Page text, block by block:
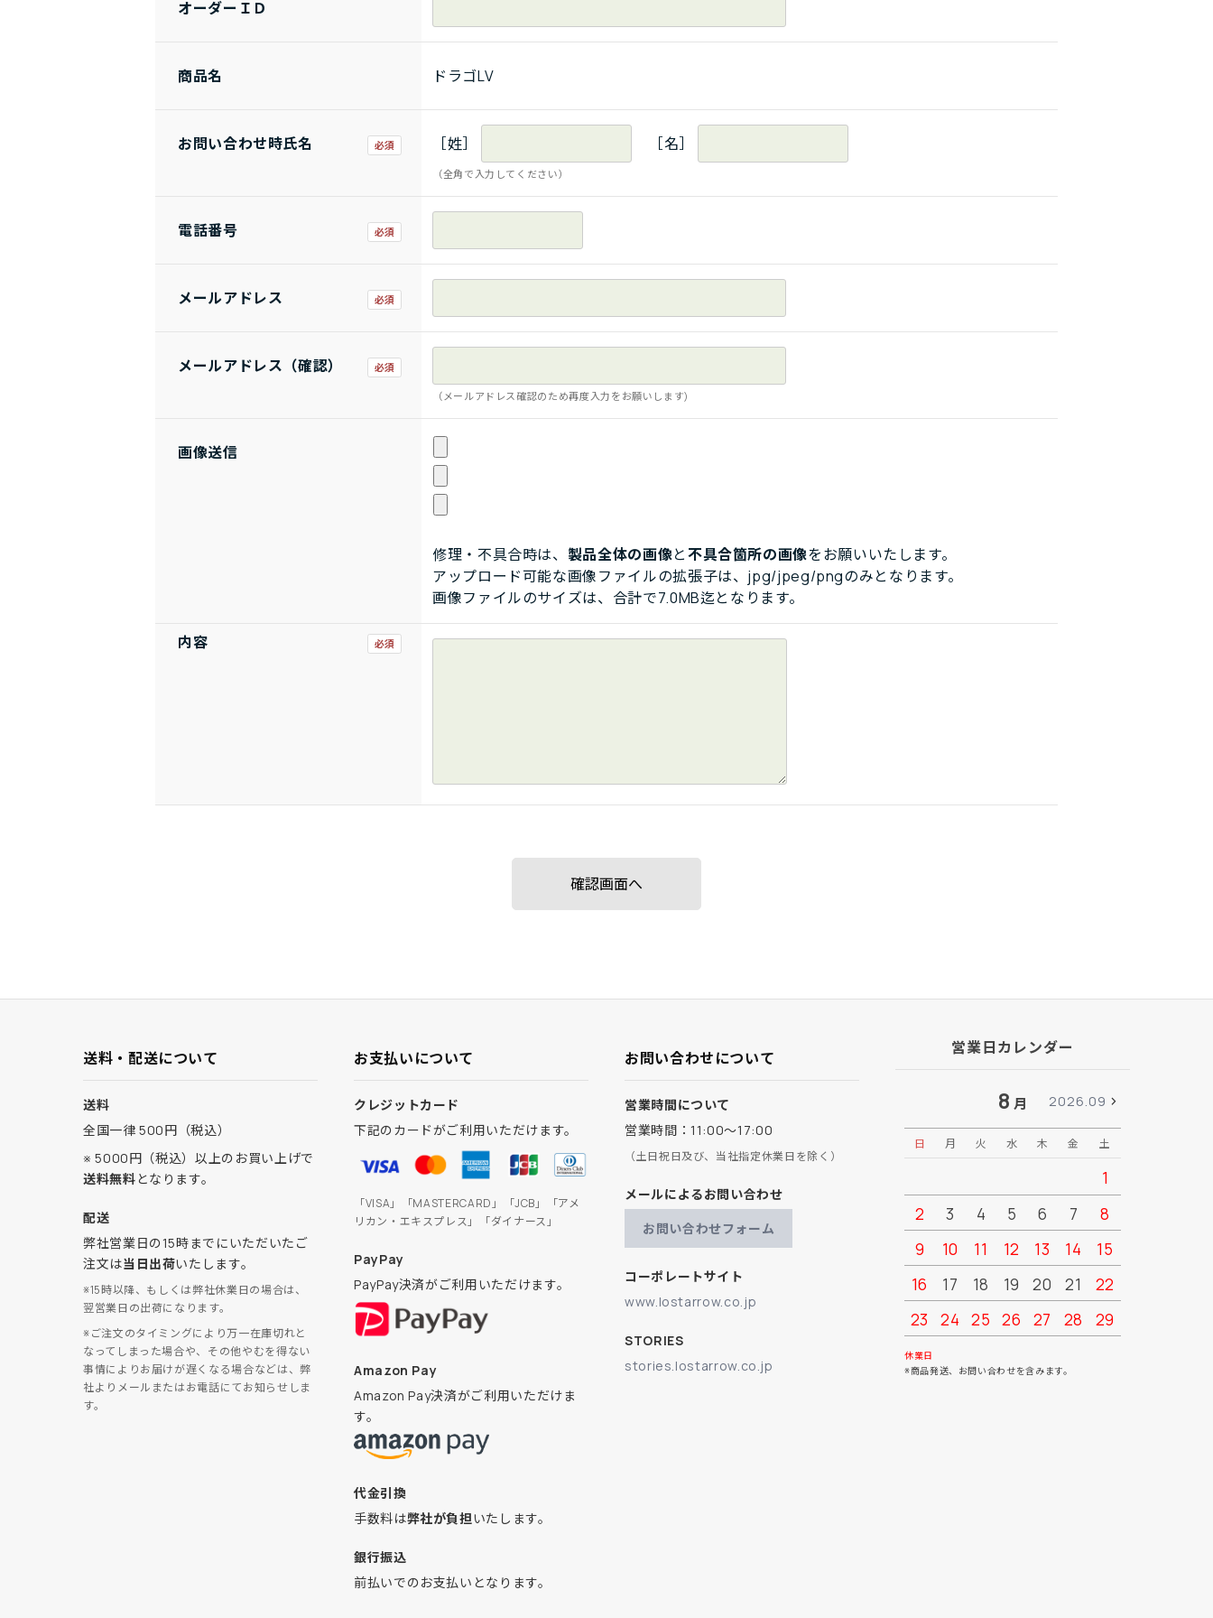
オーダーＩＤ
商品名 ドラゴLV
お問い合わせ時氏名 ［姓］ ［名］
（全角で入力してください）
電話番号
メールアドレス
メールアドレス（確認）
（メールアドレス確認のため再度入力をお願いします)
画像送信
修理・不具合時は、 製品全体の画像と不具合箇所の画像をお願いいたします。
アップロード可能な画像ファイルの拡張子は、jpg/jpeg/pngのみとなります。
画像ファイルのサイズは、合計で7.0MB迄となります。
内容
送料・配送について
送料
全国一律 500円（税込）
※ 5000円（税込）以上のお買い上げで
送料無料となります。
配送
弊社営業日の15時までにいただいたご
注文は当日出荷いたします。
※15時以降、もしくは弊社休業日の場合は、
翌営業日の出荷になります。
※ご注文のタイミングにより万一在庫切れと
なってしまった場合や、その他やむを得ない
事情によりお届けが遅くなる場合などは、弊
社よりメールまたはお電話にてお知らせしま
す。
お支払いについて
クレジットカード
下記のカードがご利用いただけます。
「VISA」「MASTERCARD」「JCB」「アメ
リカン・エキスプレス」「ダイナース」
PayPay
PayPay決済がご利用いただけます。
Amazon Pay
Amazon Pay決済がご利用いただけま
す。
代金引換
手数料は弊社が負担いたします。
銀行振込
前払いでのお支払いとなります。
お問い合わせについて
営業時間について
営業時間：11:00～17:00
（土日祝日及び、当社指定休業日を除く）
メールによるお問い合わせ
お問い合わせフォーム
コーポレートサイト
www.lostarrow.co.jp
STORIES
stories.lostarrow.co.jp
営業日カレンダー
8 月 2026.09
日 月 火 水 木 金 土
1
2
3 4 5 6 7
8
9
10 11 12 13 14
15
16
17 18 19 20 21
22
23
24 25 26 27 28
29
30
休業日
※商品発送、お問い合わせを含みます。